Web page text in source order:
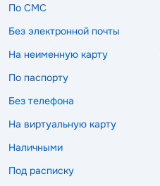
По СМС
Без электронной почты
На неименную карту
По паспорту
Без телефона
На виртуальную карту
Наличными
Под расписку